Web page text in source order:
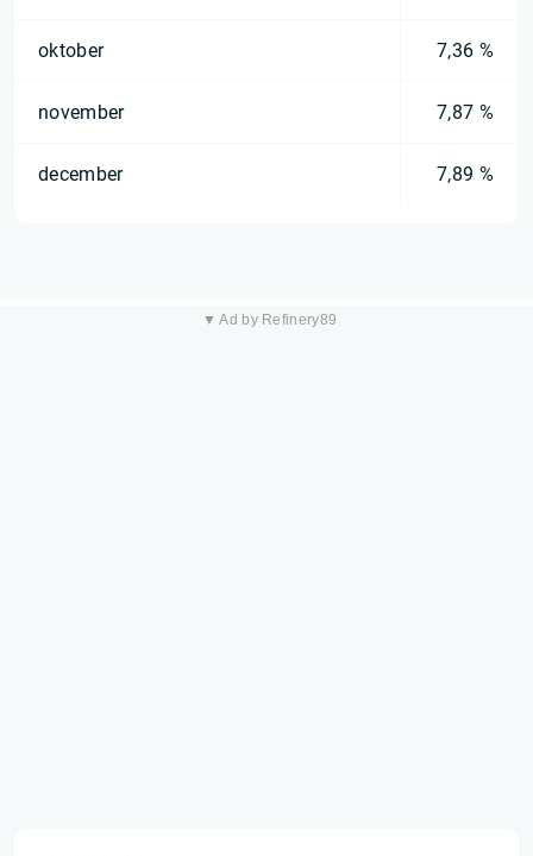
oktober 7,36 %
november 7,87 %
december 7,89 %
▼ Ad by Refinery89